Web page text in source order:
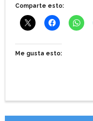
Comparte esto:
Me gusta esto: